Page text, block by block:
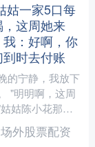
姑一家5口每
这周她来
：好啊，你
时去付账
的宁静，我放下
"明明啊，这周
姑陈小花那熟
带着一如既往的
....
场外股票配资